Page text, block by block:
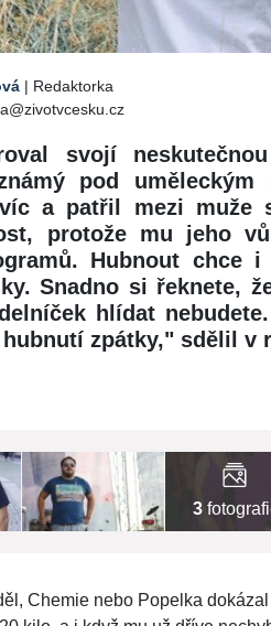
| Redaktorka
svojí
pod uměleckým
a patřil mezi
protože mu jeho
Hubnout chce
Snadno si řeknete,
hlídat
zpátky," sdělil v
3
Chemie nebo Popelka